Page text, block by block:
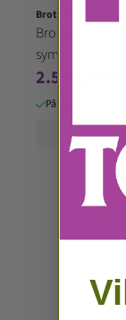
Brother
Brother KD144S
symaskin (31A4)
2.595,00kr
På lager
Kjøp